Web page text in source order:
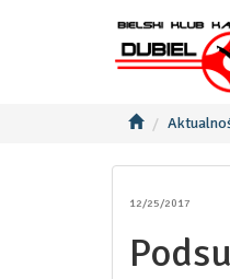
12/25/2017